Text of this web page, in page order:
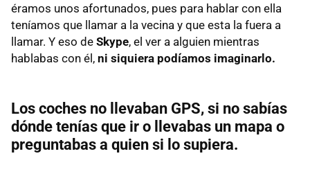
éramos unos afortunados, pues para hablar con ella
teníamos que llamar a la vecina y que esta la fuera a
llamar. Y eso de Skype, el ver a alguien mientras
hablabas con él, ni siquiera podíamos imaginarlo.
Los coches no llevaban GPS, si no sabías
dónde tenías que ir o llevabas un mapa o
preguntabas a quien si lo supiera.